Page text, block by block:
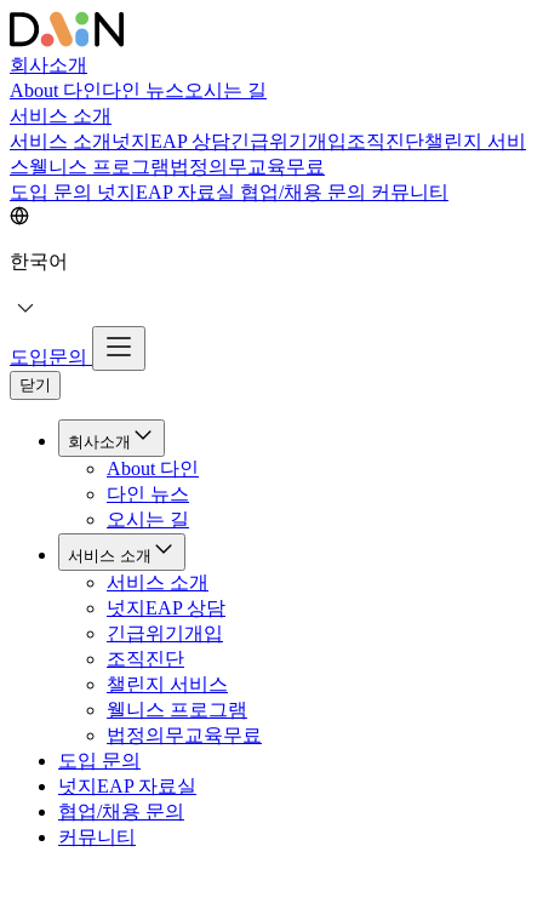
회사소개
About 다인다인 뉴스오시는 길
서비스 소개
서비스 소개 넛지EAP 상담긴급위기개입조직진단챌린지 서비
스웰니스 프로그램법정의무교육무료
도입 문의 넛지EAP 자료실 협업/채용 문의 커뮤니티
한국어
도입문의
닫기
회사소개
About 다인
다인 뉴스
오시는 길
서비스 소개
서비스 소개
넛지EAP 상담
긴급위기개입
조직진단
챌린지 서비스
웰니스 프로그램
법정의무교육무료
도입 문의
넛지EAP 자료실
협업/채용 문의
커뮤니티